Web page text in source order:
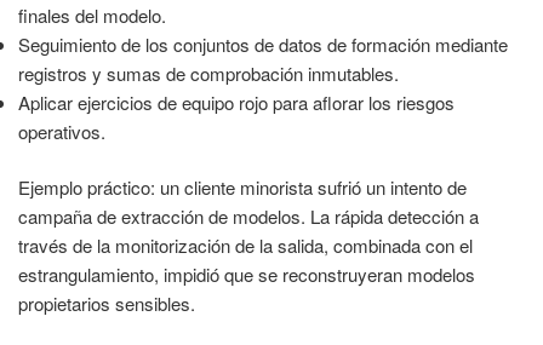
finales del modelo.
Seguimiento de los conjuntos de datos de formación mediante
registros y sumas de comprobación inmutables.
Aplicar ejercicios de equipo rojo para aflorar los riesgos
operativos.
Ejemplo práctico: un cliente minorista sufrió un intento de
campaña de extracción de modelos. La rápida detección a
través de la monitorización de la salida, combinada con el
estrangulamiento, impidió que se reconstruyeran modelos
propietarios sensibles.